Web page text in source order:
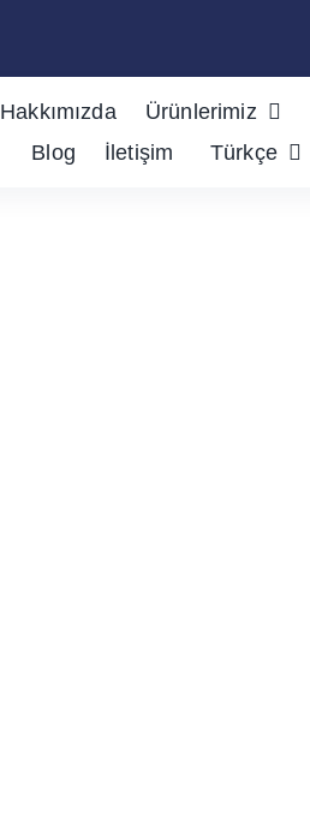
Hakkımızda Ürünlerimiz
Blog
İletişim Türkçe